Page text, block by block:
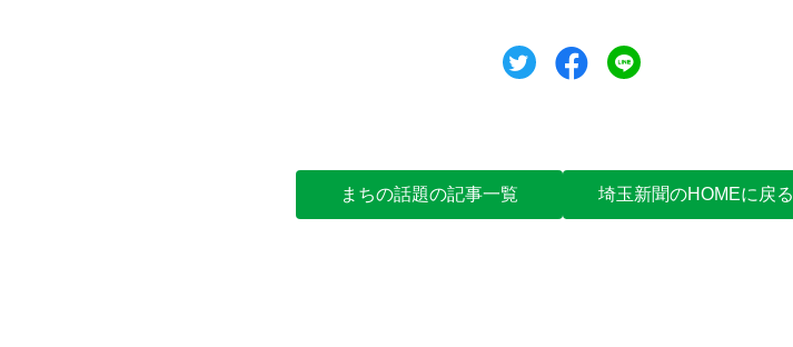
ツイートシェア
まちの話題の記事一覧 埼玉新聞のHOMEに戻る